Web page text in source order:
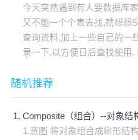
今天突然遇到有人要数据库
又不能一个个表去找,就想想
查询资料,加上一些自己的一
录一下,以方便日后查找使用.
随机推荐
Composite（组合）--对象结
1.意图 将对象组合成树形结